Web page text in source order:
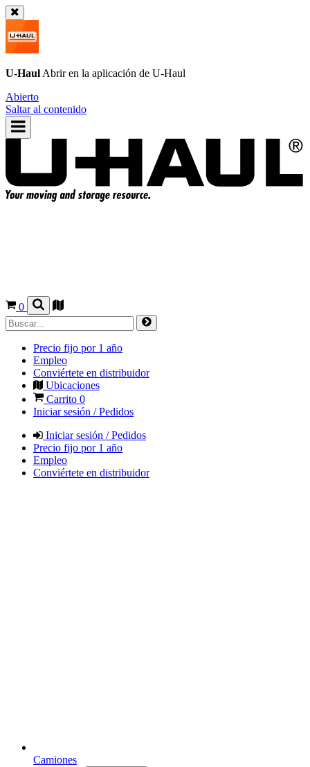
U-Haul Abrir en la aplicación de U-Haul
Abierto
Saltar al contenido
0
Precio fijo por 1 año
Empleo
Conviértete en distribuidor
Ubicaciones
Carrito 0
Iniciar sesión / Pedidos
Iniciar sesión / Pedidos
Precio fijo por 1 año
Empleo
Conviértete en distribuidor
Camiones